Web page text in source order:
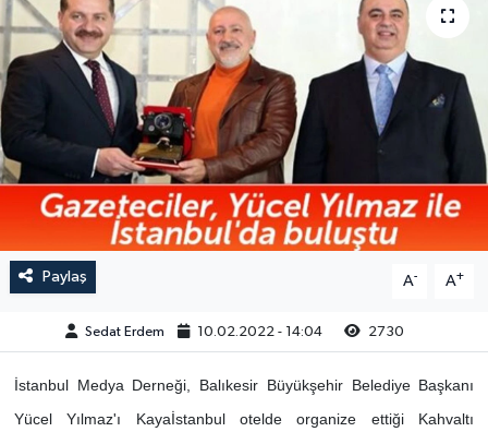
Paylaş A- A+
Sedat Erdem 10.02.2022 - 14:04 2730
İstanbul Medya Derneği, Balıkesir Büyükşehir Belediye Başkanı
Yücel Yılmaz'ı Kayaİstanbul otelde organize ettiği Kahvaltı